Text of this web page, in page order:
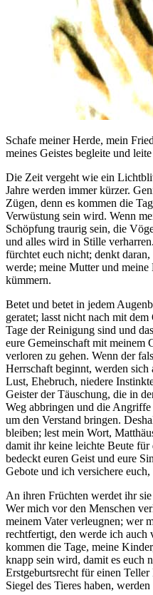
Schafe meiner Herde, mein
meines Geistes begleite und
Die Zeit vergeht wie ein
Jahre werden immer kürzer.
Zügen, denn es kommen die
Verwüstung sein wird. Wenn
Schöpfung traurig sein, die
und alles wird in Stille
fürchtet euch nicht; denkt
werde; meine Mutter und
kümmern.
Betet und betet in jedem
geratet; lasst nicht nach mit
Tage der Reinigung sind und
eure Gemeinschaft mit meinem
verloren zu gehen. Wenn der
Herrschaft beginnt, werden sich
Lust, Ehebruch, niedere
Geister der Täuschung, die in
Weg abbringen und die
um den Verstand bringen.
bleiben; lest mein Wort,
damit ihr keine leichte Beute für
bedeckt euren Geist und eure
Gebote und ich versichere
An ihren Früchten werdet ihr
Wer mich vor den Menschen
meinem Vater verleugnen; wer
rechtfertigt, den werde ich auch
kommen die Tage, meine
knapp sein wird, damit es euch
Erstgeburtsrecht für einen
Siegel des Tieres haben,